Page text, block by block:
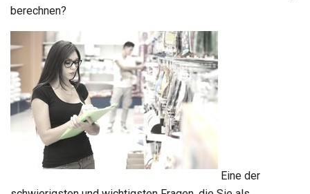
berechnen?
Eine der